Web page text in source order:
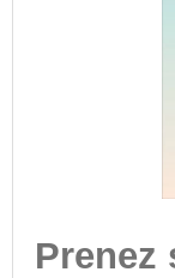
Prenez